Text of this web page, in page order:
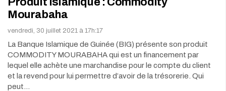
Mourabaha
vendredi, 30 juillet 2021 à 17h:17
La Banque Islamique de Guinée (BIG) présente son produit
COMMODITY MOURABAHA qui est un financement par
lequel elle achète une marchandise pour le compte du client
et la revend pour lui permettre d’avoir de la trésorerie. Qui
peut…